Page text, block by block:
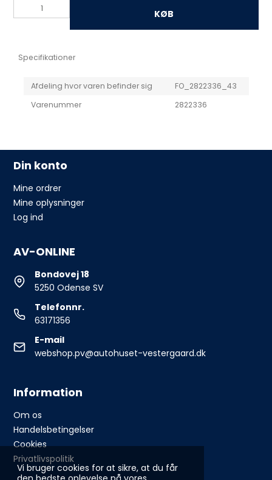
Vi bruger cookies for at sikre, at du får
KØB
Specifikationer
Afdeling hvor varen befinder sig
FO_2822336_43
Varenummer
2822336
Din konto
Mine ordrer
Mine oplysninger
Log ind
AV-ONLINE
Bondovej 18
5250 Odense SV
Telefonnr.
63171356
E-mail
webshop.pv@autohuset-vestergaard.dk
Information
Om os
Handelsbetingelser
Cookies
Privatlivspolitik